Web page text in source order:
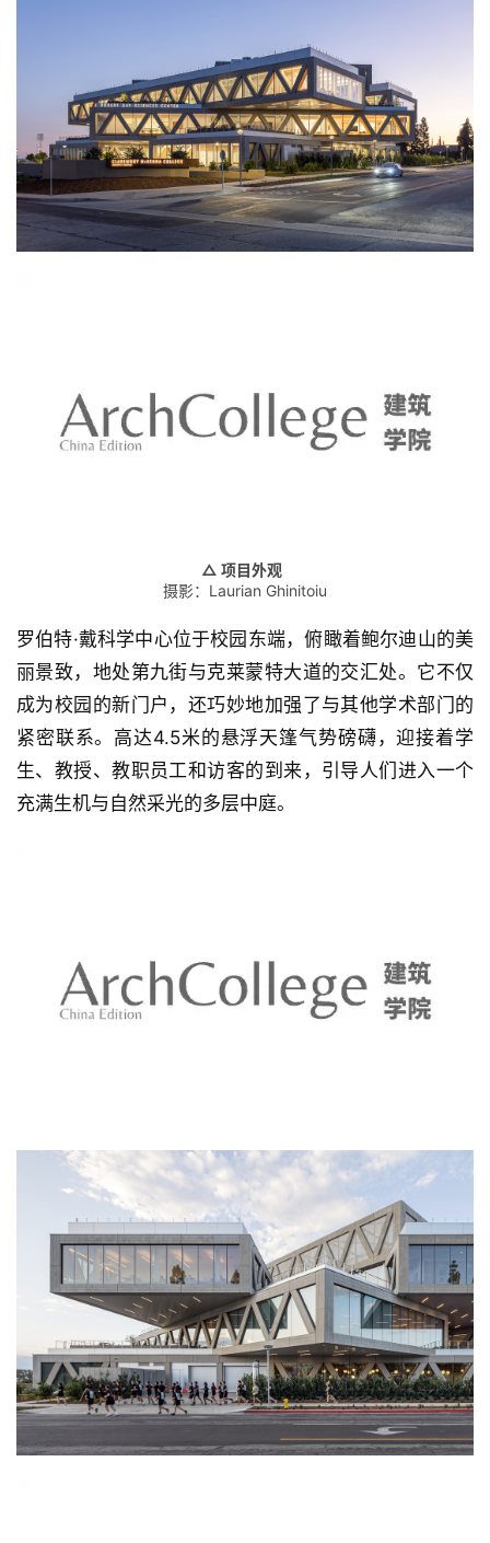
内
设
计
△ 项目外观
摄影：Laurian Ghinitoiu
罗伯特·戴科学中心位于校园东端，俯瞰着鲍尔迪山的美
丽景致，地处第九街与克莱蒙特大道的交汇处。它不仅
成为校园的新门户，还巧妙地加强了与其他学术部门的
紧密联系。高达4.5米的悬浮天篷气势磅礴，迎接着学
生、教授、教职员工和访客的到来，引导人们进入一个
充满生机与自然采光的多层中庭。